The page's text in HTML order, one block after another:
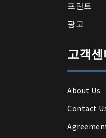
프린트
광고
고객센
About Us
Contact